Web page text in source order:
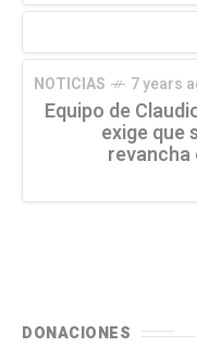
NOTICIAS 7 years
Equipo de
exige que
DONACIONES